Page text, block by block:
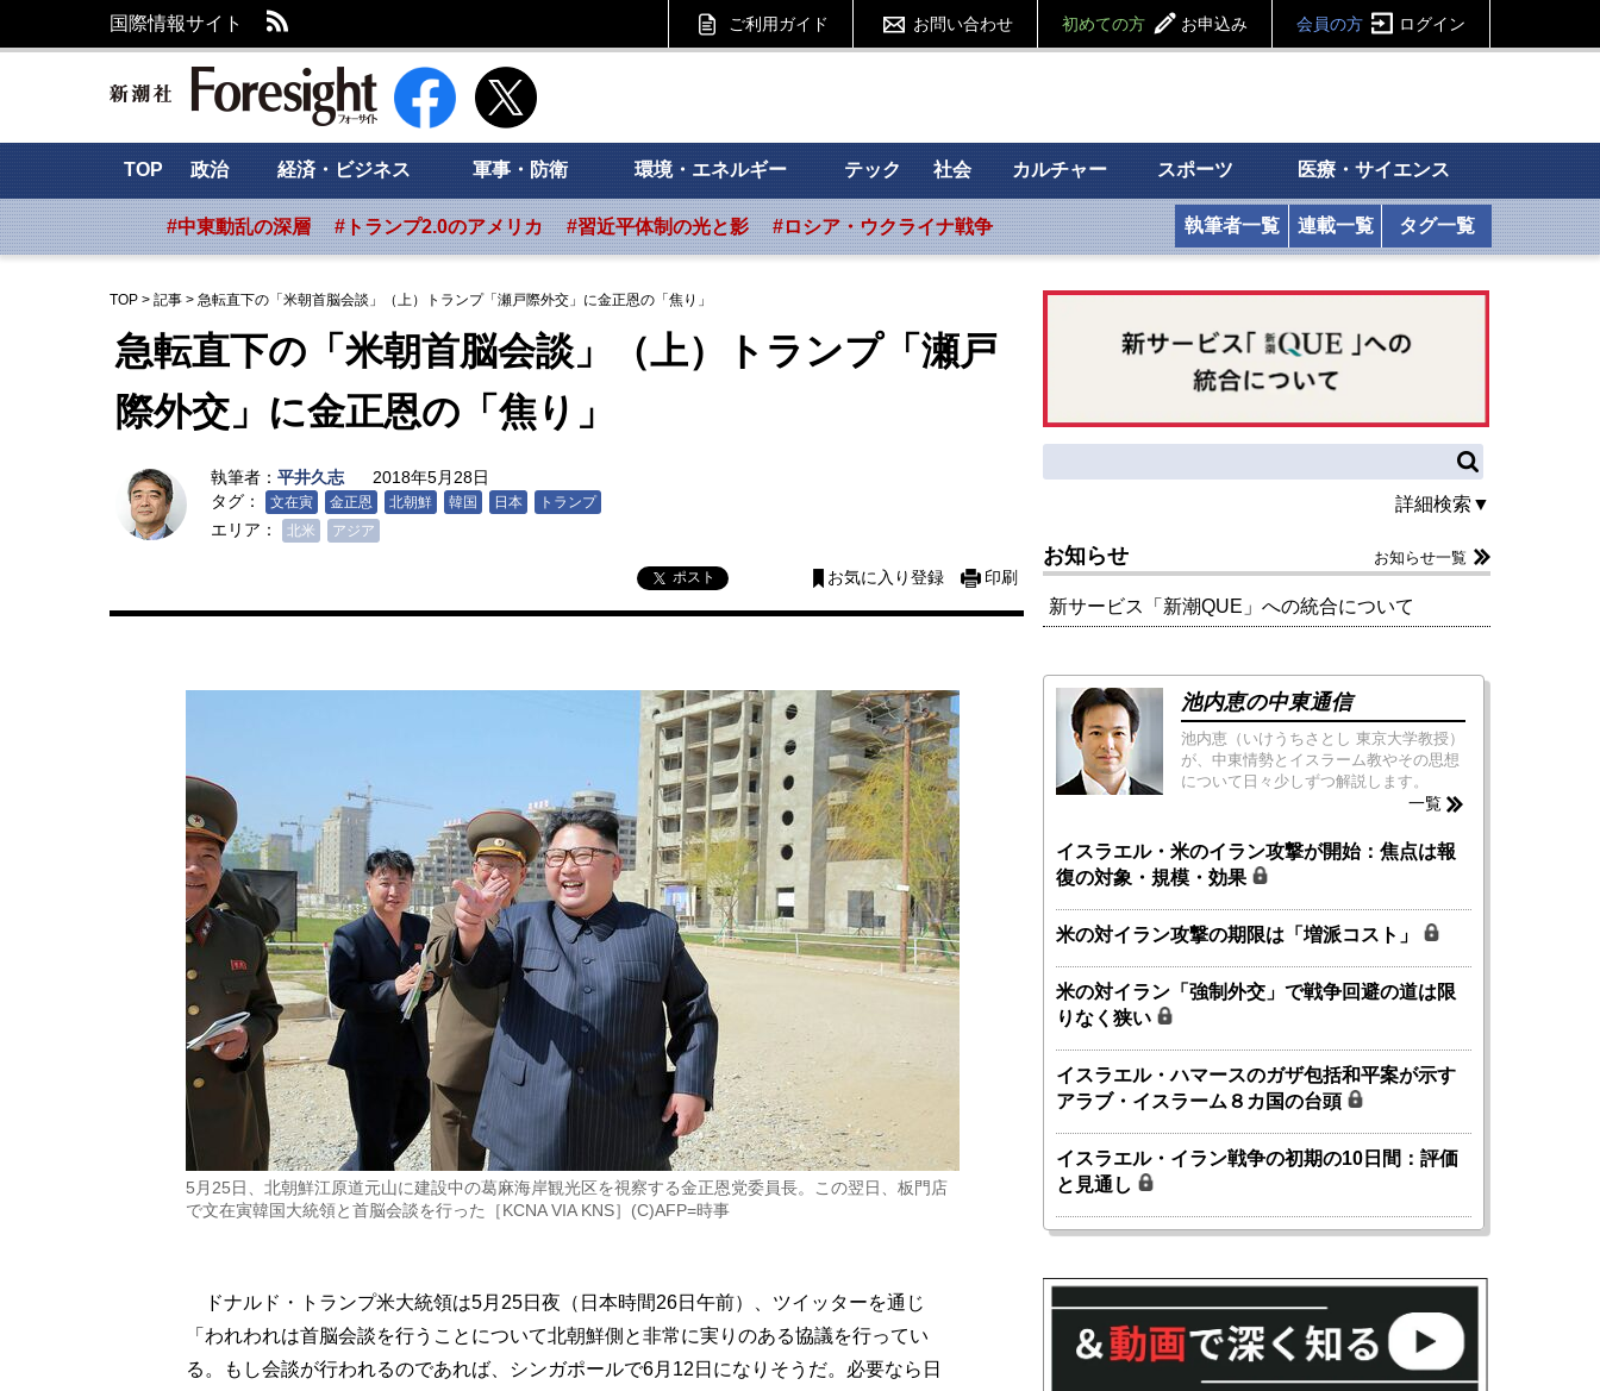
国際情報サイト ご利用ガイド お問い合わせ 初めての方 お申込み 会員の方 ログイン
新潮社 Foresight フォーサイト
TOP 政治 経済・ビジネス 軍事・防衛 環境・エネルギー テック 社会 カルチャー スポーツ 医療・サイエンス
#中東動乱の深層 #トランプ2.0のアメリカ #習近平体制の光と影 #ロシア・ウクライナ戦争 執筆者一覧 連載一覧 タグ一覧
TOP > 記事 > 急転直下の「米朝首脳会談」（上）トランプ「瀬戸際外交」に金正恩の「焦り」
急転直下の「米朝首脳会談」（上）トランプ「瀬戸
際外交」に金正恩の「焦り」
執筆者： 平井久志
2018年5月28日
タグ：
文在寅 金正恩 北朝鮮 韓国 日本 トランプ
エリア： 北米 アジア
ポスト お気に入り登録 印刷
5月25日、北朝鮮江原道元山に建設中の葛麻海岸観光区を視察する金正恩党委員長。この翌日、板門店
で文在寅韓国大統領と首脳会談を行った［KCNA VIA KNS］(C)AFP=時事
ドナルド・トランプ米大統領は5月25日夜（日本時間26日午前）、ツイッターを通じ
「われわれは首脳会談を行うことについて北朝鮮側と非常に実りのある協議を行ってい
る。もし会談が行われるのであれば、シンガポールで6月12日になりそうだ。必要なら日
詳細検索▼
お知らせ お知らせ一覧
新サービス「新潮QUE」への統合について
池内恵の中東通信
池内恵（いけうちさとし 東京大学教授）
が、中東情勢とイスラーム教やその思想
について日々少しずつ解説します。
一覧
イスラエル・米のイラン攻撃が開始：焦点は報
復の対象・規模・効果
米の対イラン攻撃の期限は「増派コスト」
米の対イラン「強制外交」で戦争回避の道は限
りなく狭い
イスラエル・ハマースのガザ包括和平案が示す
アラブ・イスラーム８カ国の台頭
イスラエル・イラン戦争の初期の10日間：評価
と見通し